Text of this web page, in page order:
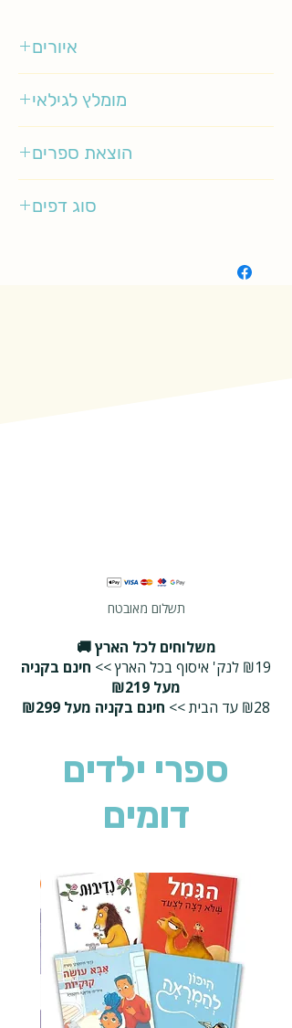
איורים
מומלץ לגילאי
הוצאת ספרים
סוג דפים
תשלום מאובטח
משלוחים לכל הארץ 🚚
₪19 לנק' איסוף בכל הארץ >>
חינם בקניה
מעל ₪219
₪28 עד הבית >>
חינם בקניה מעל ₪299
ספרי ילדים
דומים